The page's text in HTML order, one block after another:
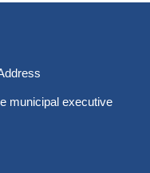
municipal executive